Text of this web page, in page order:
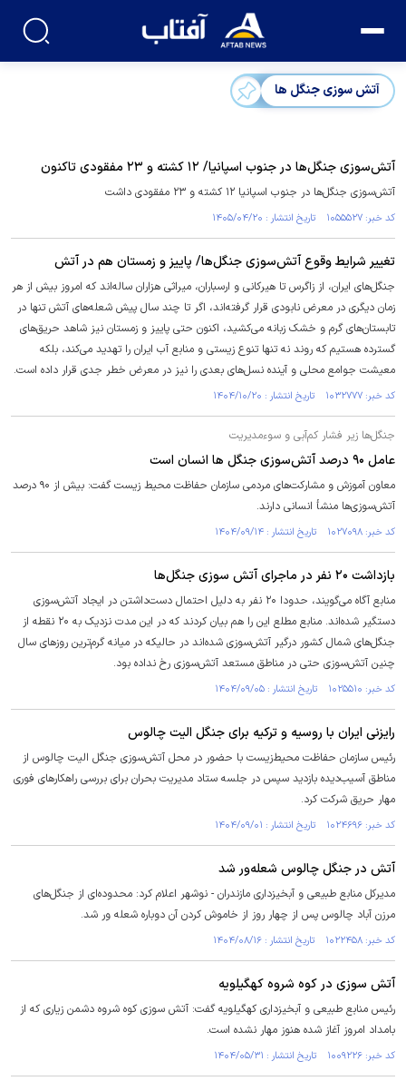
آتش سوزی جنگل ها
آتش‌سوزی جنگل‌ها در جنوب اسپانیا/ ۱۲ کشته و ۲۳ مفقودی تاکنون
آتش‌سوزی جنگل‌ها در جنوب اسپانیا ۱۲ کشته و ۲۳ مفقودی داشت
کد خبر: ۱۰۵۵۵۲۷ تاریخ انتشار : ۱۴۰۵/۰۴/۲۰
تغییر شرایط وقوع آتش‌سوزی جنگل‌ها/ پاییز و زمستان هم در آتش
جنگل‌های ایران، از زاگرس تا هیرکانی و ارسباران، میراثی هزاران ساله‌اند که امروز بیش از هر
زمان دیگری در معرض نابودی قرار گرفته‌اند، اگر تا چند سال پیش شعله‌های آتش تنها در
تابستان‌های گرم و خشک زبانه می‌کشید، اکنون حتی پاییز و زمستان نیز شاهد حریق‌های
گسترده هستیم که روند نه تنها تنوع زیستی و منابع آب ایران را تهدید می‌کند، بلکه
معیشت جوامع محلی و آینده نسل‌های بعدی را نیز در معرض خطر جدی قرار داده است.
کد خبر: ۱۰۳۲۷۷۷ تاریخ انتشار : ۱۴۰۴/۱۰/۲۰
جنگل‌ها زیر فشار کم‌آبی و سوء‌مدیریت
عامل ۹۰ درصد آتش‌سوزی جنگل ها انسان است
معاون آموزش و مشارکت‌های مردمی سازمان حفاظت محیط زیست گفت: بیش از ۹۰ درصد
آتش‌سوزی‌ها منشأ انسانی دارند.
کد خبر: ۱۰۲۷۰۹۸ تاریخ انتشار : ۱۴۰۴/۰۹/۱۴
بازداشت ۲۰ نفر در ماجرای آتش سوزی جنگل‌ها
منابع آگاه می‌گویند، حدودا ۲۰ نفر به دلیل احتمال دست‌داشتن در ایجاد آتش‌سوزی
دستگیر شده‌اند. منابع مطلع این را هم بیان کردند که در این مدت نزدیک به ۲۰ نقطه از
جنگل‌های شمال کشور درگیر آتش‌سوزی شده‌اند در حالیکه در میانه گرم‌ترین روز‌های سال
چنین آتش‌سوزی حتی در مناطق مستعد آتش‌سوزی رخ نداده بود.
کد خبر: ۱۰۲۵۵۱۰ تاریخ انتشار : ۱۴۰۴/۰۹/۰۵
رایزنی ایران با روسیه و ترکیه برای جنگل الیت چالوس
رئیس سازمان حفاظت محیط‌زیست با حضور در محل آتش‌سوزی جنگل الیت چالوس از
مناطق آسیب‌دیده بازدید سپس در جلسه ستاد مدیریت بحران برای بررسی راهکار‌های فوری
مهار حریق شرکت کرد.
کد خبر: ۱۰۲۴۶۹۶ تاریخ انتشار : ۱۴۰۴/۰۹/۰۱
آتش در جنگل چالوس شعله‌ور شد
مدیرکل منابع طبیعی و آبخیزداری مازندران - نوشهر اعلام کرد: محدوده‌ای از جنگل‌های
مرزن آباد چالوس پس از چهار روز از خاموش کردن آن دوباره شعله ور شد.
کد خبر: ۱۰۲۲۴۵۸ تاریخ انتشار : ۱۴۰۴/۰۸/۱۶
آتش سوزی در کوه شروه کهگیلویه
رئیس منابع طبیعی و آبخیزداری کهگیلویه گفت: آتش سوزی کوه شروه دشمن زیاری که از
بامداد امروز آغاز شده هنوز مهار نشده است.
کد خبر: ۱۰۰۹۲۲۶ تاریخ انتشار : ۱۴۰۴/۰۵/۳۱